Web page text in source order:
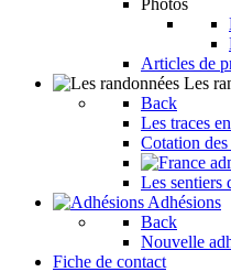
Photos
Articles de
Les
Back
Les traces
Cotation
Les sentiers
Adhésions
Back
Nouvelle
Fiche de contact